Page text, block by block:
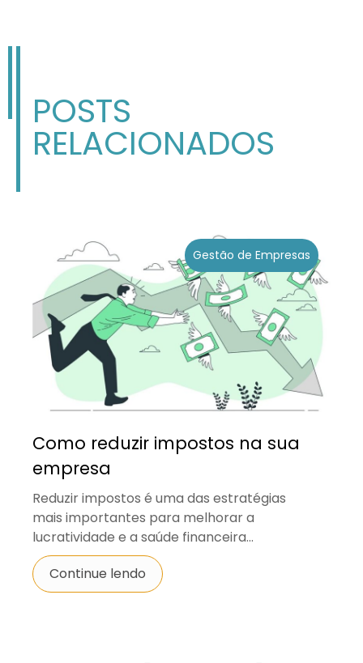
POSTS
RELACIONADOS
Gestão de Empresas
Como reduzir impostos na sua
empresa
Reduzir impostos é uma das estratégias
mais importantes para melhorar a
lucratividade e a saúde financeira...
Continue lendo